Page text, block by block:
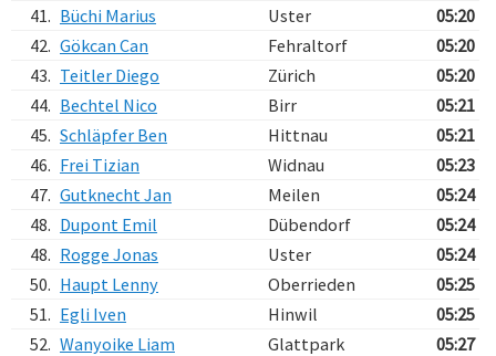
41. Büchi Marius Uster
05:20
42. Gökcan Can Fehraltorf
05:20
43. Teitler Diego Zürich
05:20
44. Bechtel Nico Birr
05:21
45. Schläpfer Ben Hittnau
05:21
46. Frei Tizian Widnau
05:23
47. Gutknecht Jan Meilen
05:24
48. Dupont Emil Dübendorf
05:24
48. Rogge Jonas Uster
05:24
50. Haupt Lenny Oberrieden
05:25
51. Egli Iven Hinwil
05:25
52. Wanyoike Liam Glattpark
05:27